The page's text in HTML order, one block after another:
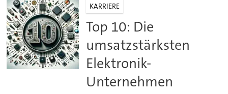
KARRIERE
Top 10: Die
umsatzstärksten
Elektronik-
Unternehmen